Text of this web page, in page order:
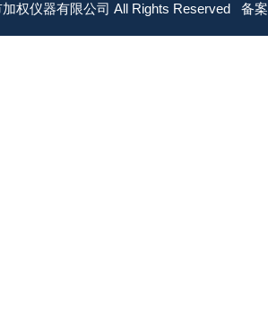
权仪器有限公司 All Rights Reserved 备